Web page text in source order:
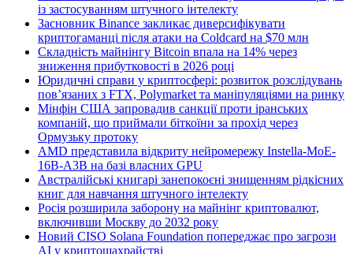
із застосуванням штучного інтелекту
Засновник Binance закликає диверсифікувати
криптогаманці після атаки на Coldcard на $70 млн
Складність майнінгу Bitcoin впала на 14% через
зниження прибутковості в 2026 році
Юридичні справи у криптосфері: розвиток розслідувань
пов’язаних з FTX, Polymarket та маніпуляціями на ринку
Мінфін США запровадив санкції проти іранських
компаній, що приймали біткоїни за прохід через
Ормузьку протоку
AMD представила відкриту нейромережу Instella-MoE-
16B-A3B на базі власних GPU
Австралійські книгарі занепокоєні знищенням рідкісних
книг для навчання штучного інтелекту
Росія розширила заборону на майнінг криптовалют,
включивши Москву до 2032 року
Новий CISO Solana Foundation попереджає про загрози
AI у криптошахрайстві